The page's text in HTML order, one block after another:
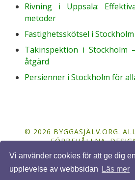
Vi använder cookies för att ge dig
upplevelse av webbsidan
Läs mer
Rivning i Uppsala:
metoder
Fastighetsskötsel i
Takinspektion i Stockholm
åtgärd
Persienner i Stockholm för
© 2026 BYGGASJÄLV.ORG.
FÖRBEHÅLLNA.